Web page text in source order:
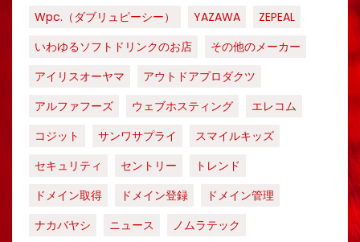
Wpc.（ダブリュピーシー）
YAZAWA
ZEPEAL
いわゆるソフトドリンクのお店
その他のメーカー
アイリスオーヤマ
アウトドアプロダクツ
アルファフーズ
ウェブホスティング
エレコム
コジット
サンワサプライ
スマイルキッズ
セキュリティ
セントリー
トレンド
ドメイン取得
ドメイン登録
ドメイン管理
ナカバヤシ
ニュース
ノムラテック